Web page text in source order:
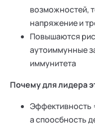
возможностей,
напряжение и
Повышаются
аутоиммунные
иммунитета
Почему для лидера
Эффективность
а споосбность